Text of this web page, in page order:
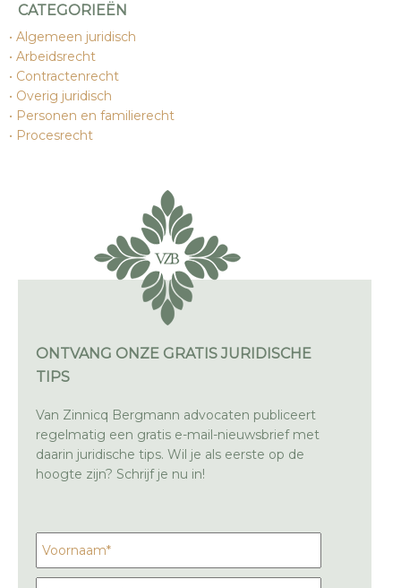
CATEGORIEËN
Algemeen juridisch
Arbeidsrecht
Contractenrecht
Overig juridisch
Personen en familierecht
Procesrecht
ONTVANG ONZE GRATIS JURIDISCHE
TIPS
Van Zinnicq Bergmann advocaten publiceert
regelmatig een gratis e-mail-nieuwsbrief met
daarin juridische tips. Wil je als eerste op de
hoogte zijn? Schrijf je nu in!